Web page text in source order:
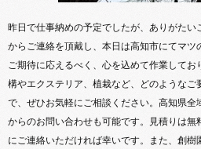
昨日で仕事納めの予定でしたが、ありがた
からご連絡を頂戴し、本日は高知市にてマ
ご期待に応えるべく、心を込めて作業して
構やエクステリア、植栽など、どのような
で、ぜひお気軽にご相談ください。高知県
からのお問い合わせも可能です。見積りは
にご連絡いただければ幸いです。また、創